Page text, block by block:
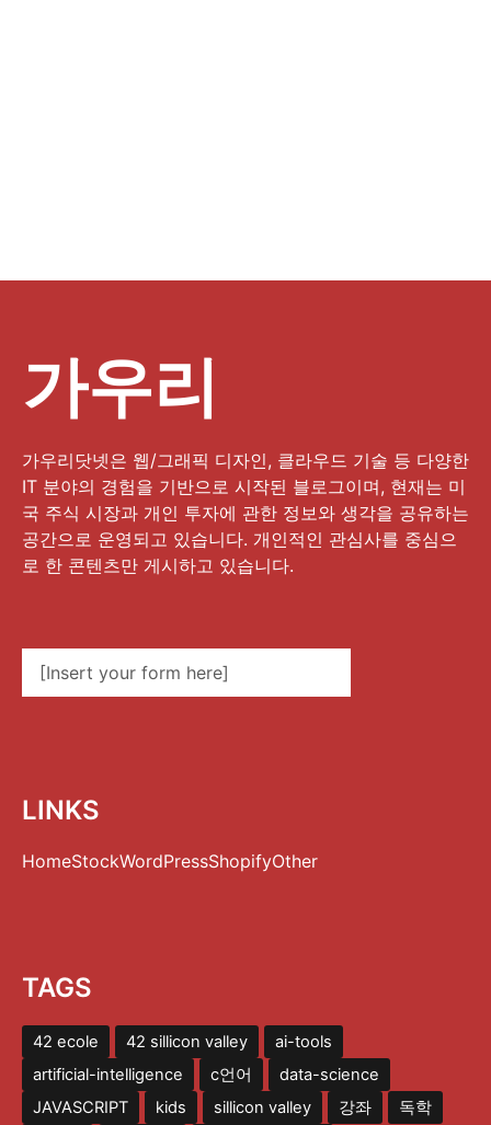
가우리
가우리닷넷은 웹/그래픽 디자인, 클라우드 기술 등 다양한
IT 분야의 경험을 기반으로 시작된 블로그이며, 현재는 미
국 주식 시장과 개인 투자에 관한 정보와 생각을 공유하는
공간으로 운영되고 있습니다. 개인적인 관심사를 중심으
로 한 콘텐츠만 게시하고 있습니다.
[Insert your form here]
LINKS
HomeStockWordPressShopifyOther
TAGS
42 ecole 42 sillicon valley
ai-tools
artificial-intelligence
c언어
data-science
JAVASCRIPT
kids sillicon valley 강좌 독학